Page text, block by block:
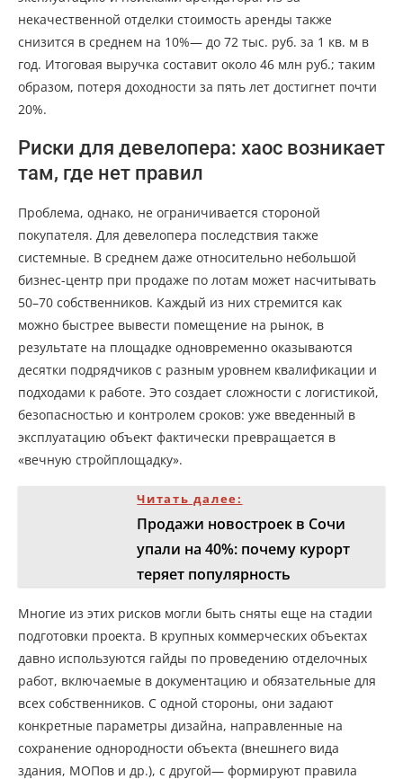
некачественной отделки стоимость аренды также
снизится в среднем на 10%— до 72 тыс. руб. за 1 кв. м в
год. Итоговая выручка составит около 46 млн руб.; таким
образом, потеря доходности за пять лет достигнет почти
20%.
Риски для девелопера: хаос возникает
там, где нет правил
Проблема, однако, не ограничивается стороной
покупателя. Для девелопера последствия также
системные. В среднем даже относительно небольшой
бизнес-центр при продаже по лотам может насчитывать
50–70 собственников. Каждый из них стремится как
можно быстрее вывести помещение на рынок, в
результате на площадке одновременно оказываются
десятки подрядчиков с разным уровнем квалификации и
подходами к работе. Это создает сложности с логистикой,
безопасностью и контролем сроков: уже введенный в
эксплуатацию объект фактически превращается в
«вечную стройплощадку».
Читать далее:
Продажи новостроек в Сочи
упали на 40%: почему курорт
теряет популярность
Многие из этих рисков могли быть сняты еще на стадии
подготовки проекта. В крупных коммерческих объектах
давно используются гайды по проведению отделочных
работ, включаемые в документацию и обязательные для
всех собственников. С одной стороны, они задают
конкретные параметры дизайна, направленные на
сохранение однородности объекта (внешнего вида
здания, МОПов и др.), с другой— формируют правила